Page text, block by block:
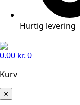
Hurtig levering
0.00 kr. 0
Kurv
×